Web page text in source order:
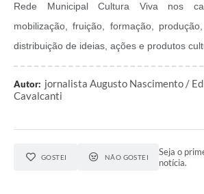
Rede Municipal Cultura Viva nos
mobilização, fruição, formação,
distribuição de ideias, ações e produtos
Autor: jornalista Augusto Nascimento /
Cavalcanti
GOSTEI NÃO GOSTEI
Seja o
notícia.